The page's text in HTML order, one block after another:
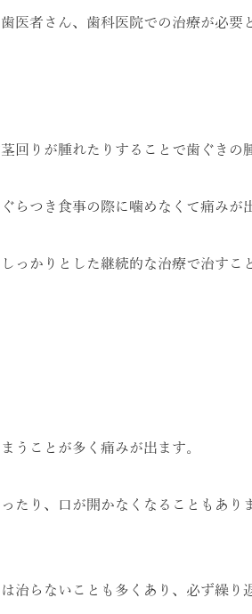
医者さん、歯科医院での治療が必要
回りが腫れたりすることで歯ぐきの
らつき食事の際に噛めなくて痛みが
っかりとした継続的な治療で治すこ
うことが多く痛みが出ます。
たり、口が開かなくなることもあ
治らないことも多くあり、必ず繰